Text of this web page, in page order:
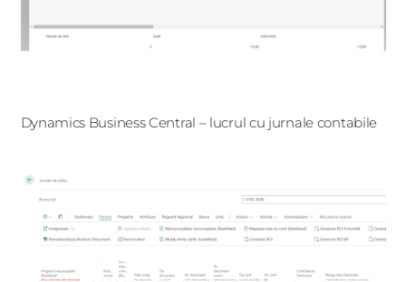
Dynamics Business Central – lucrul cu jurnale contabile